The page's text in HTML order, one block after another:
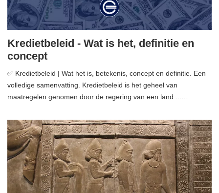
Kredietbeleid - Wat is het, definitie en
concept
✅ Kredietbeleid | Wat het is, betekenis, concept en definitie. Een
volledige samenvatting. Kredietbeleid is het geheel van
maatregelen genomen door de regering van een land ...…